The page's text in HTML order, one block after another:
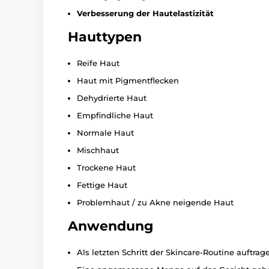
Verbesserung der Hautelastizität
Hauttypen
Reife Haut
Haut mit Pigmentflecken
Dehydrierte Haut
Empfindliche Haut
Normale Haut
Mischhaut
Trockene Haut
Fettige Haut
Problemhaut / zu Akne neigende Haut
Anwendung
Als letzten Schritt der Skincare-Routine